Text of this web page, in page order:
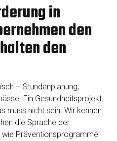
in
den
den
– Stundenplanung,
Ein Gesundheitsprojekt
muss nicht sein. Wir kennen
die Sprache der
wie Präventionsprogramme